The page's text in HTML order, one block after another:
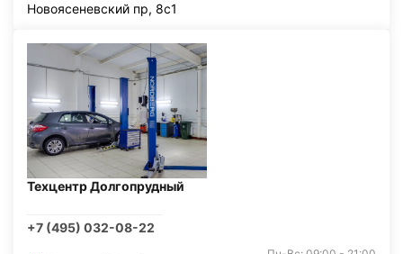
Новоясеневский пр, 8с1
Техцентр Долгопрудный
+7 (495) 032-08-22